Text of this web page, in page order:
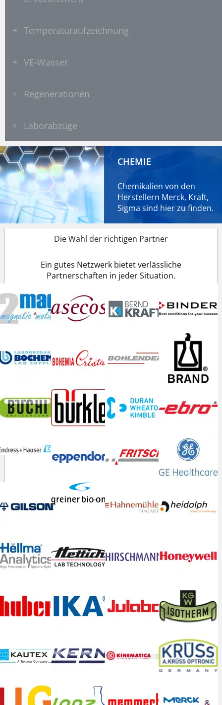
+ Temperaturaufzeichnung
+ VE-Wasser
+ Regenerationen
+ Laborabzüge
CHEMIE
Chemikalien von den
Herstellern Merck, Kraft,
Sigma sind hierzu finden.
Die Wahl der richtigen Partner
Ein gutes Netzwerk bietet verlässliche
Partnerschaften in jeder Situation.